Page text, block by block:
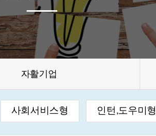
산행복나르미협동조합
정한 호두씨 자활기업
레자활공제협동조합
자활기업
사회서비스형 인턴,도우미형